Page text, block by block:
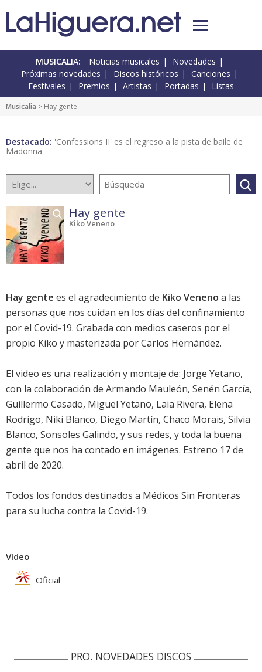
MUSICALIA: Noticias musicales
Novedades
Próximas novedades
Discos históricos
Canciones
Festivales
Premios Artistas Portadas Listas
Musicalia > Hay gente
Destacado: 'Confessions II' es el regreso a la pista de baile de
Madonna
Hay gente
Kiko Veneno
Hay gente es el agradecimiento de Kiko Veneno a las
personas que nos cuidan en los días del confinamiento
por el Covid-19. Grabada con medios caseros por el
propio Kiko y masterizada por Carlos Hernández.
El video es una realización y montaje de: Jorge Yetano,
con la colaboración de Armando Mauleón, Senén García,
Guillermo Casado, Miguel Yetano, Laia Rivera, Elena
Rodrigo, Niki Blanco, Diego Martín, Chaco Morais, Silvia
Blanco, Sonsoles Galindo, y sus redes, y toda la buena
gente que nos ha contado en imágenes. Estreno 17 de
abril de 2020.
Todos los fondos destinados a Médicos Sin Fronteras
para su lucha contra la Covid-19.
Vídeo
Oficial
PRO. NOVEDADES DISCOS